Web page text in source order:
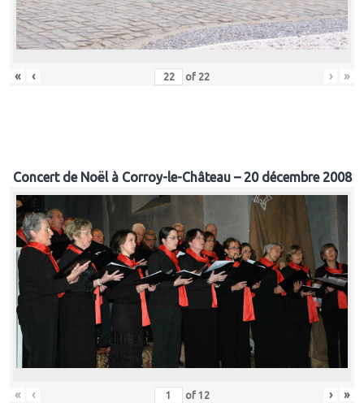
« ‹ of 22 › »
Concert de Noël à Corroy-le-Château – 20 décembre 2008
« ‹ of 12 › »